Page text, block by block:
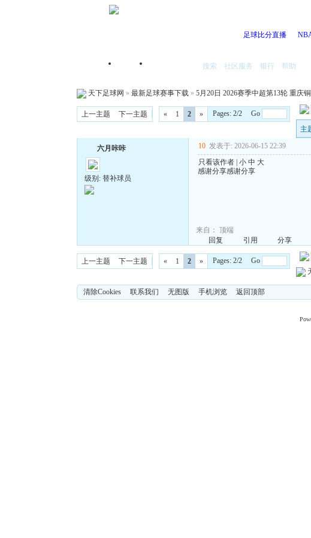
足球比分直播
首页 搜索 社区服务 银行 帮助
天下足球网 » 最新足球赛事下载 » 5月20日 2026赛季中超第13轮 重庆
上一主题 下一主题 « 1 2 »
Pages: 2/2 Go
主
六月咔咔
级别: 替补球员
10 发表于: 2026-06-15 22:39
只看该作者| 小 中 大
感谢分享感谢分享
来自： 顶端
回复
引用 分享
上一主题 下一主题 « 1 2 »
Pages: 2/2 Go
清除Cookies 联系我们 无图版 手机浏览 返回顶部